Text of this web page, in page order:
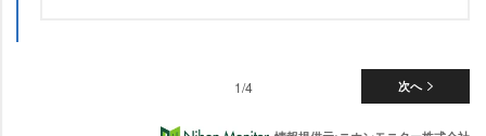
次へ
1/4